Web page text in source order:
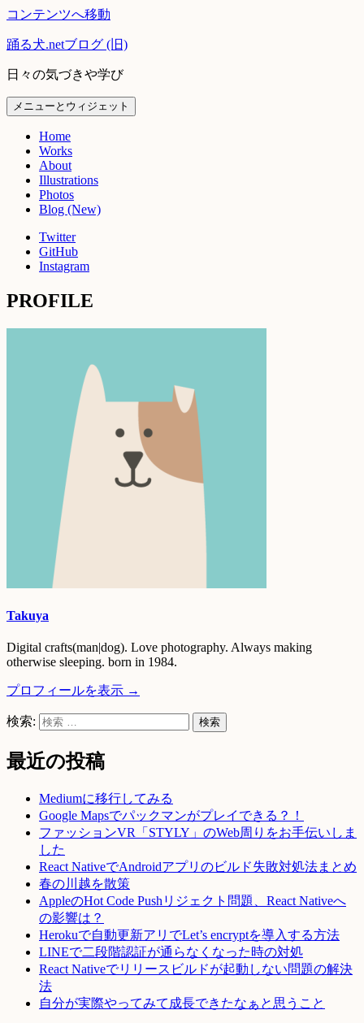
コンテンツへ移動
踊る犬.netブログ (旧)
日々の気づきや学び
メニューとウィジェット
Home
Works
About
Illustrations
Photos
Blog (New)
Twitter
GitHub
Instagram
PROFILE
Takuya
Digital crafts(man|dog). Love photography. Always making
otherwise sleeping. born in 1984.
プロフィールを表示 →
検索:
最近の投稿
Mediumに移行してみる
Google Mapsでパックマンがプレイできる？！
ファッションVR「STYLY」のWeb周りをお手伝いしま
した
React NativeでAndroidアプリのビルド失敗対処法まとめ
春の川越を散策
AppleのHot Code Pushリジェクト問題、React Nativeへ
の影響は？
Herokuで自動更新アリでLet’s encryptを導入する方法
LINEで二段階認証が通らなくなった時の対処
React Nativeでリリースビルドが起動しない問題の解決
法
自分が実際やってみて成長できたなぁと思うこと